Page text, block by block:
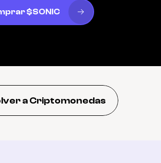
$SONIC
a Criptomonedas